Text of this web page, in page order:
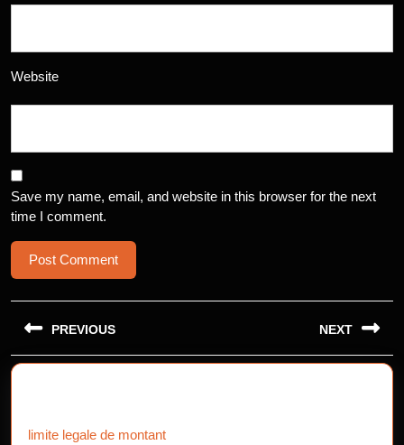
Website
Save my name, email, and website in this browser for the next
time I comment.
Post
navigation
PREVIOUS
Previous
NEXT
limite legale de montant